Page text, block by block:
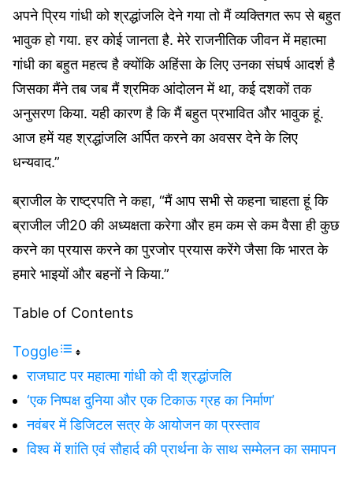
अपने प्रिय गांधी को श्रद्धांजलि देने गया तो मैं व्यक्तिगत रूप से बहुत
भावुक हो गया. हर कोई जानता है. मेरे राजनीतिक जीवन में महात्मा
गांधी का बहुत महत्व है क्योंकि अहिंसा के लिए उनका संघर्ष आदर्श है
जिसका मैंने तब जब मैं श्रमिक आंदोलन में था, कई दशकों तक
अनुसरण किया. यही कारण है कि मैं बहुत प्रभावित और भावुक हूं.
आज हमें यह श्रद्धांजलि अर्पित करने का अवसर देने के लिए
धन्यवाद.”
ब्राजील के राष्ट्रपति ने कहा, “मैं आप सभी से कहना चाहता हूं कि
ब्राजील जी20 की अध्यक्षता करेगा और हम कम से कम वैसा ही कुछ
करने का प्रयास करने का पुरजोर प्रयास करेंगे जैसा कि भारत के
हमारे भाइयों और बहनों ने किया.”
Table of Contents
Toggle
राजघाट पर महात्मा गांधी को दी श्रद्धांजलि
‘एक निष्पक्ष दुनिया और एक टिकाऊ ग्रह का निर्माण’
नवंबर में डिजिटल सत्र के आयोजन का प्रस्ताव
विश्व में शांति एवं सौहार्द की प्रार्थना के साथ सम्मेलन का समापन